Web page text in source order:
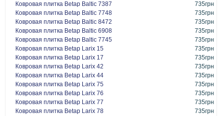
Ковровая плитка Betap Baltic 7387
735грн
Ковровая плитка Betap Baltic 7748
735грн
Ковровая плитка Betap Baltic 8472
735грн
Ковровая плитка Betap Baltic 6908
735грн
Ковровая плитка Betap Baltic 7745
735грн
Ковровая плитка Betap Larix 15
735грн
Ковровая плитка Betap Larix 17
735грн
Ковровая плитка Betap Larix 42
735грн
Ковровая плитка Betap Larix 44
735грн
Ковровая плитка Betap Larix 75
735грн
Ковровая плитка Betap Larix 76
735грн
Ковровая плитка Betap Larix 77
735грн
Ковровая плитка Betap Larix 78
735грн